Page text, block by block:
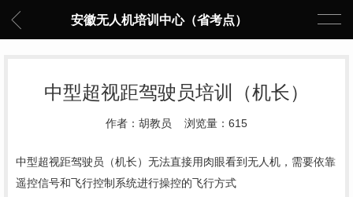
安徽无人机培训中心（省考点）
中型超视距驾驶员培训（机长）
作者：胡教员 浏览量：615
中型超视距驾驶员（机长）无法直接用肉眼看到无人机，需要依靠
遥控信号和飞行控制系统进行操控的飞行方式